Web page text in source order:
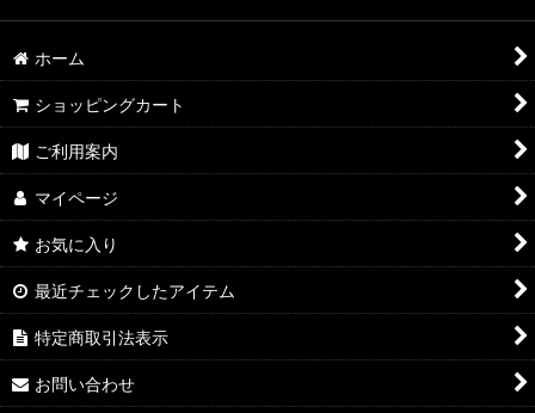
ホーム
ショッピングカート
ご利用案内
マイページ
お気に入り
最近チェックしたアイテム
特定商取引法表示
お問い合わせ